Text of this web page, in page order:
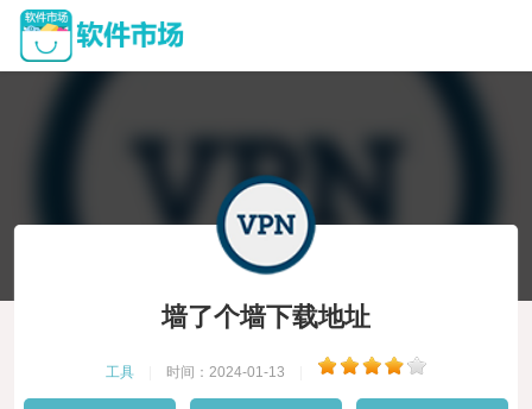
墙了个墙下载地址
工具 时间：2024-01-13